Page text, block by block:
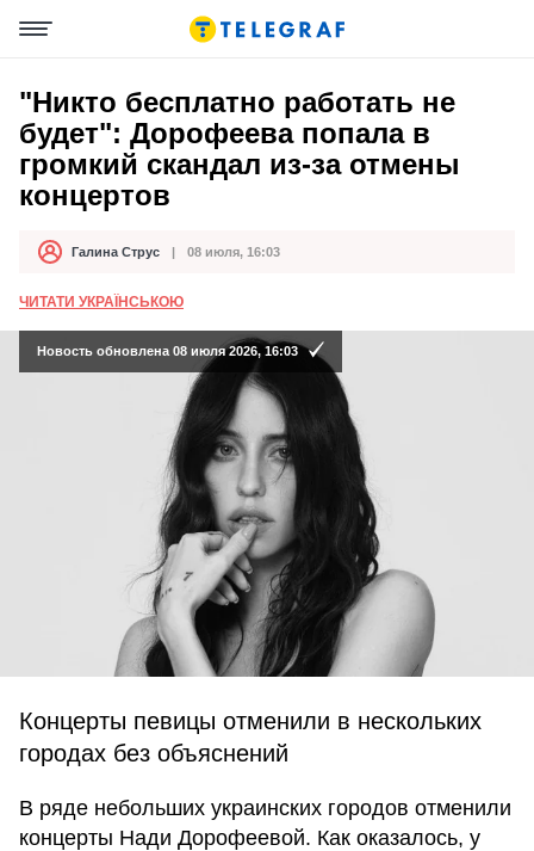
"Никто бесплатно работать не
будет": Дорофеева попала в
громкий скандал из-за отмены
концертов
АвторГалина Струс
Дата публикации 08 июля, 16:03
ЧИТАТИ УКРАЇНСЬКОЮ
Новость обновлена 08 июля 2026, 16:03
Концерты певицы отменили в нескольких
городах без объяснений
В ряде небольших украинских городов отменили
концерты Нади Дорофеевой. Как оказалось, у